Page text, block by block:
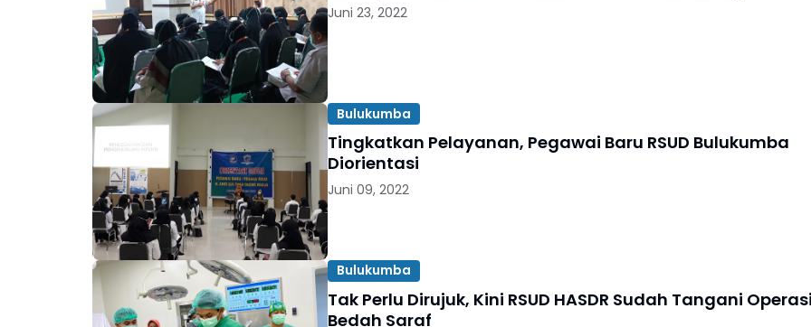
Juni 23, 2022
Bulukumba
Tingkatkan Pelayanan, Pegawai Baru RSUD Bulukumba
Diorientasi
Juni 09, 2022
Bulukumba
Tak Perlu Dirujuk, Kini RSUD HASDR Sudah Tangani
Bedah Saraf